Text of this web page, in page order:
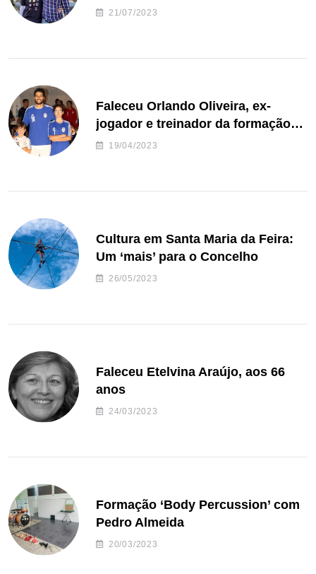
de Freguesia S. João de Ver
21/07/2023
Faleceu Orlando Oliveira, ex-
jogador e treinador da formação
de andebol do Feirense
19/04/2023
Cultura em Santa Maria da Feira:
Um ‘mais’ para o Concelho
26/05/2023
Faleceu Etelvina Araújo, aos 66
anos
24/03/2023
Formação ‘Body Percussion’ com
Pedro Almeida
20/03/2023